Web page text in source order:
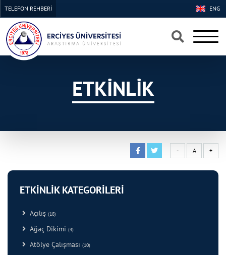
×
×
ENG
TELEFON REHBERİ
ETKİNLİK
- A +
ETKİNLİK KATEGORİLERİ
Açılış (18)
Ağaç Dikimi (4)
Atölye Çalışması (10)